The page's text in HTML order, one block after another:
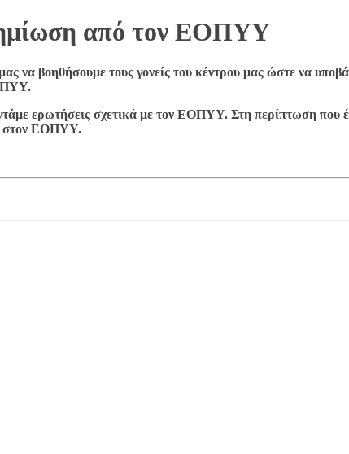
από τον ΕΟΠΥΥ
βοηθήσουμε τους γονείς του κέντρου μας ώστε να
ερωτήσεις σχετικά με τον ΕΟΠΥΥ. Στη περίπτωση που
στον ΕΟΠΥΥ.